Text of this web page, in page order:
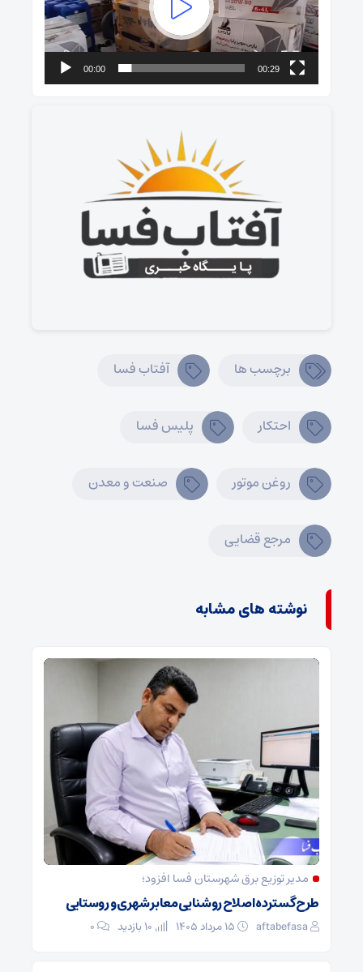
00:00 00:29
برچسب ها آفتاب فسا
احتکار پلیس فسا
روغن موتور صنعت و معدن
مرجع قضایی
نوشته های مشابه
مدیر توزیع برق شهرستان فسا افزود؛
طرح گسترده اصلاح روشنایی معابر شهری و روستایی
aftabefasa ۰